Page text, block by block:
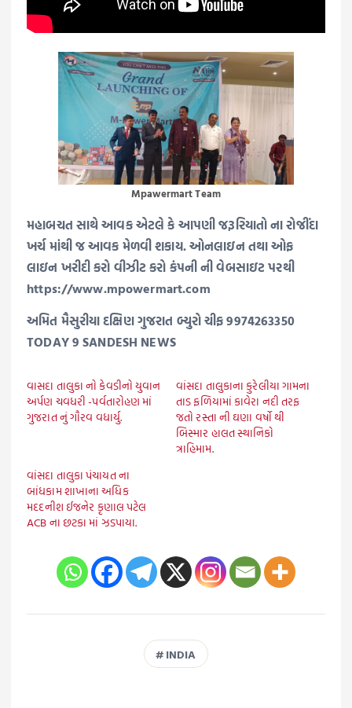
Mpawermart Team
મહાબચત સાથે આવક એટલે કે આપણી જરૂરિયાતો ના રોજીંદા
ખર્ચ માંથી જ આવક મેળવી શકાય. ઓનલાઇન તથા ઓફ
લાઇન ખરીદી કરો વીઝીટ કરો કંપની ની વેબસાઇટ પરથી
https://www.mpowermart.com
અમિત મૈસુરીયા દક્ષિણ ગુજરાત બ્યુરો ચીફ 9974263350
TODAY 9 SANDESH NEWS
વાસદા તાલુકા નો કેવડીનો યુવાન
અર્પણ ચવધરી -પર્વતારોહણ માં
ગુજરાત નું ગૌરવ વધાર્યુ.
વાંસદા તાલુકાના કુરેલીયા ગામના
તાડ ફળિયામાં કાવેરા નદી તરફ
જતો રસ્તા ની ઘણા વર્ષો થી
બિસ્માર હાલત સ્થાનિકો
ત્રાહિમામ.
વાંસદા તાલુકા પંચાયત ના
બાંધકામ શાખાના અધિક
મદદનીશ ઈજનેર કૃણાલ પટેલ
ACB ના છટકા માં ઝડપાયા.
INDIA